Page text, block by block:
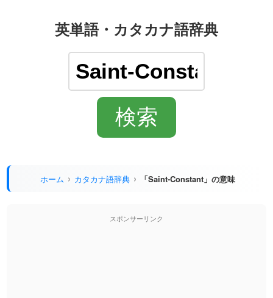
英単語・カタカナ語辞典
ホーム カタカナ語辞典 「Saint-Constant」の意味
スポンサーリンク